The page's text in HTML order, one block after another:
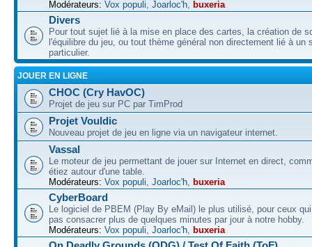
Modérateurs: Vox populi, Joarloc'h, buxeria
Divers
Pour tout sujet lié à la mise en place des cartes, la création de
l'équilibre du jeu, ou tout thème général non directement lié à un
particulier.
JOUER EN LIGNE
CHOC (Cry HavOC)
Projet de jeu sur PC par TimProd
Projet Vouldic
Nouveau projet de jeu en ligne via un navigateur internet.
Vassal
Le moteur de jeu permettant de jouer sur Internet en direct,
étiez autour d'une table.
Modérateurs: Vox populi, Joarloc'h, buxeria
CyberBoard
Le logiciel de PBEM (Play By eMail) le plus utilisé, pour ceux
pas consacrer plus de quelques minutes par jour à notre hobby.
Modérateurs: Vox populi, Joarloc'h, buxeria